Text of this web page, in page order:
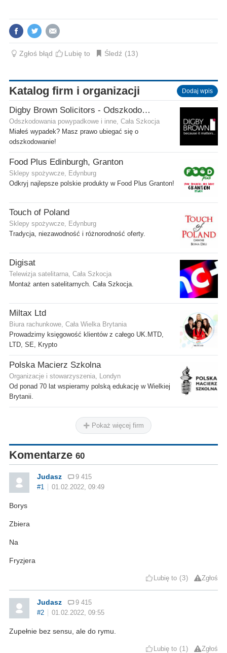
Zgłoś błąd Lubię to Śledź 13
Katalog firm i organizacji Dodaj wpis
Digby Brown Solicitors - Odszkodowania w Szkocji
Odszkodowania powypadkowe i inne, Cała Szkocja
Miałeś wypadek? Masz prawo ubiegać się o
odszkodowanie!
Food Plus Edinburgh, Granton
Sklepy spożywcze, Edynburg
Odkryj najlepsze polskie produkty w Food Plus Granton!
Touch of Poland
Sklepy spożywcze, Edynburg
Tradycja, niezawodność i różnorodność oferty.
Digisat
Telewizja satelitarna, Cała Szkocja
Montaż anten satelitarnych. Cała Szkocja.
Miltax Ltd
Biura rachunkowe, Cała Wielka Brytania
Prowadzimy księgowość klientów z całego UK.MTD,
LTD, SE, Krypto
Polska Macierz Szkolna
Organizacje i stowarzyszenia, Londyn
Od ponad 70 lat wspieramy polską edukację w Wielkiej
Brytanii.
Pokaż więcej firm
Komentarze 60
Judasz
9 415
#1
01.02.2022, 09:49
Borys
Zbiera
Na
Fryzjera
Lubię to 3 Zgłoś
Judasz
9 415
#2
01.02.2022, 09:55
Zupełnie bez sensu, ale do rymu.
Lubię to 1 Zgłoś